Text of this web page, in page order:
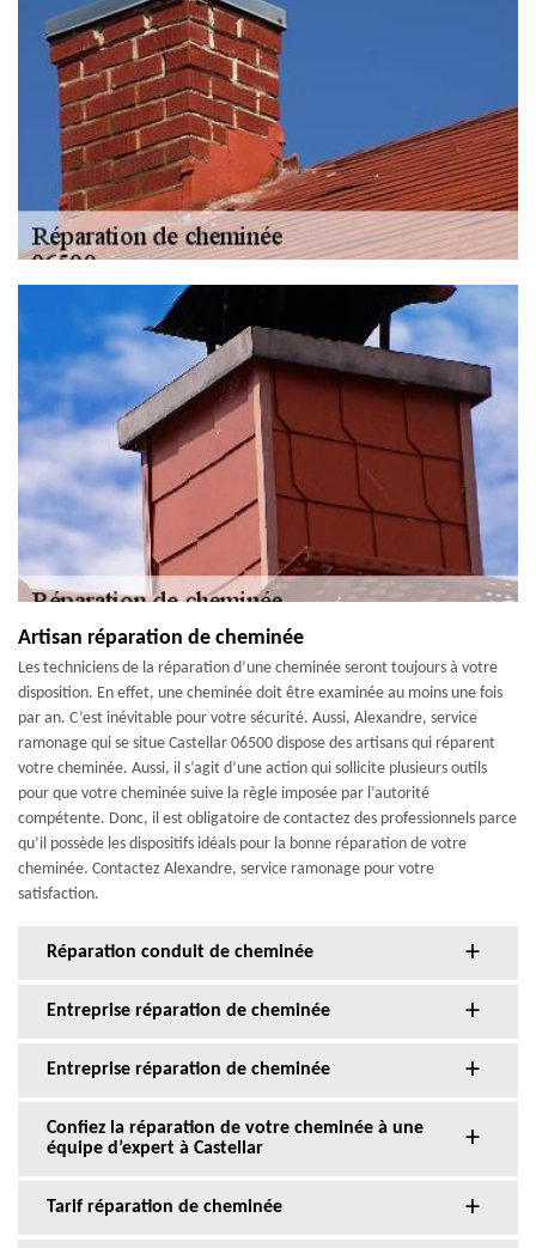
Artisan réparation de cheminée
Les techniciens de la réparation d’une cheminée seront toujours à votre
disposition. En effet, une cheminée doit être examinée au moins une fois
par an. C’est inévitable pour votre sécurité. Aussi, Alexandre, service
ramonage qui se situe Castellar 06500 dispose des artisans qui réparent
votre cheminée. Aussi, il s’agit d’une action qui sollicite plusieurs outils
pour que votre cheminée suive la règle imposée par l’autorité
compétente. Donc, il est obligatoire de contactez des professionnels parce
qu’il possède les dispositifs idéals pour la bonne réparation de votre
cheminée. Contactez Alexandre, service ramonage pour votre
satisfaction.
Réparation conduit de cheminée
Entreprise réparation de cheminée
Entreprise réparation de cheminée
Confiez la réparation de votre cheminée à une
équipe d’expert à Castellar
Tarif réparation de cheminée